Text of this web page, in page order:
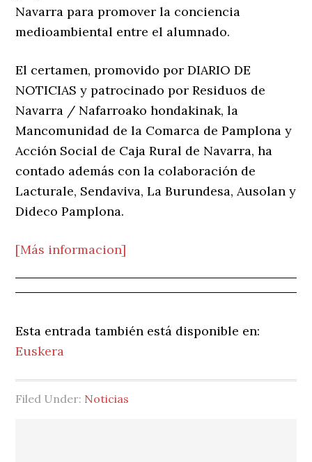
Navarra para promover la conciencia
medioambiental entre el alumnado.
El certamen, promovido por DIARIO DE
NOTICIAS y patrocinado por Residuos de
Navarra / Nafarroako hondakinak, la
Mancomunidad de la Comarca de Pamplona y
Acción Social de Caja Rural de Navarra, ha
contado además con la colaboración de
Lacturale, Sendaviva, La Burundesa, Ausolan y
Dideco Pamplona.
[Más informacion]
Esta entrada también está disponible en:
Euskera
Filed Under: Noticias